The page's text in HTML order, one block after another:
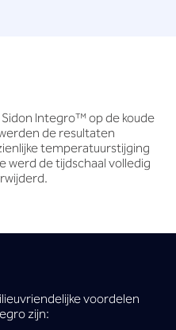
lntegro™ op de koude
de resultaten
temperatuurstijging
werd de tijdschaal volledig
voordelen
zijn: